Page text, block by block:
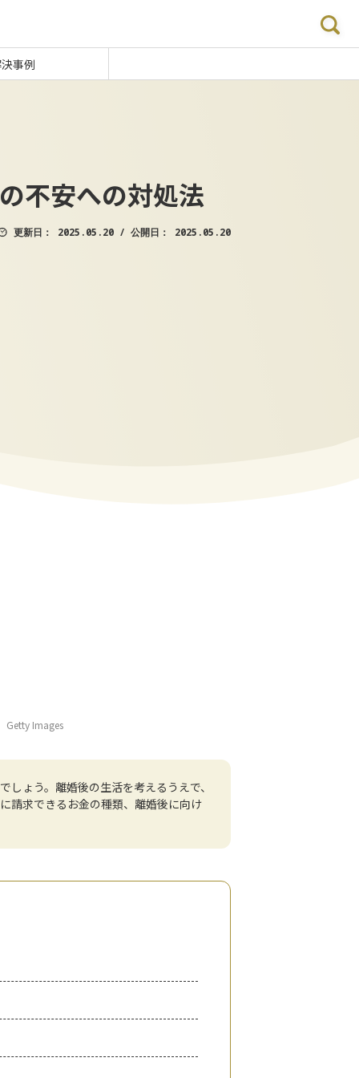
事例
不安への対処法
更新日： 2025.05.20 / 公開日： 2025.05.20
Getty Images
ょう。離婚後の生活を考えるうえで、
請求できるお金の種類、離婚後に向け